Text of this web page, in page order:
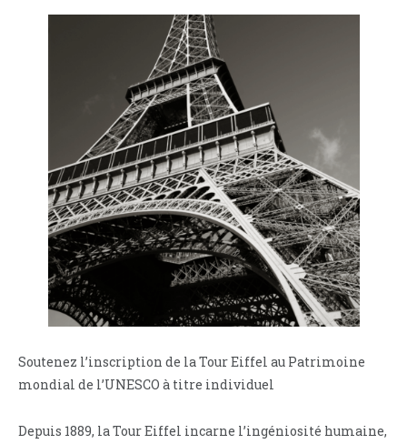
Soutenez l’inscription de la Tour Eiffel au Patrimoine
mondial de l’UNESCO à titre individuel
Depuis 1889, la Tour Eiffel incarne l’ingéniosité humaine,